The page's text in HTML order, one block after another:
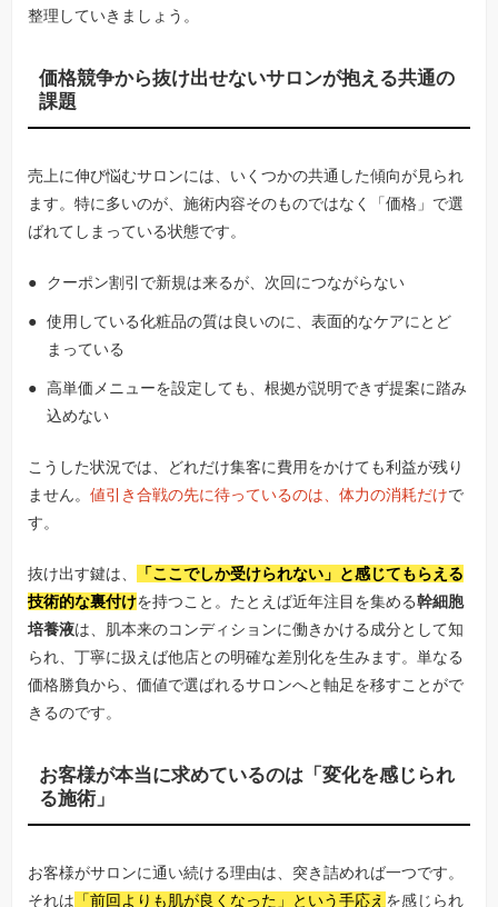
整理していきましょう。
価格競争から抜け出せないサロンが抱える共通の
課題
売上に伸び悩むサロンには、いくつかの共通した傾向が見られ
ます。特に多いのが、施術内容そのものではなく「価格」で選
ばれてしまっている状態です。
クーポン割引で新規は来るが、次回につながらない
使用している化粧品の質は良いのに、表面的なケアにとど
まっている
高単価メニューを設定しても、根拠が説明できず提案に踏み
込めない
こうした状況では、どれだけ集客に費用をかけても利益が残り
ません。値引き合戦の先に待っているのは、体力の消耗だけで
す。
抜け出す鍵は、
「ここでしか受けられない」と感じてもらえる
技術的な裏付けを持つこと。たとえば近年注目を集める幹細胞
培養液は、肌本来のコンディションに働きかける成分として知
られ、丁寧に扱えば他店との明確な差別化を生みます。単なる
価格勝負から、価値で選ばれるサロンへと軸足を移すことがで
きるのです。
お客様が本当に求めているのは「変化を感じられ
る施術」
お客様がサロンに通い続ける理由は、突き詰めれば一つです。
それは 「前回よりも肌が良くなった」という手応え を感じられ